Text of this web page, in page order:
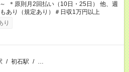
＊原則月2回払い（10日・25日） 他、週
あり（規定あり）＃日収1万円以上
り
/ 初石駅 / …